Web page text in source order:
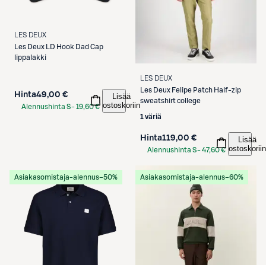
LES DEUX
Les Deux
LD Hook Dad Cap
lippalakki
Hinta49,00 €
Alennushinta S-19,60 €
Lisää
ostoskoriin
LES DEUX
Les Deux Felipe Patch Half-zip
sweatshirt college
1 väriä
Hinta119,00 €
Alennushinta S-47,60 €
Lisää
ostoskoriin
Asiakasomistaja-alennus−50% Asiakasomistaja-alennus−60%